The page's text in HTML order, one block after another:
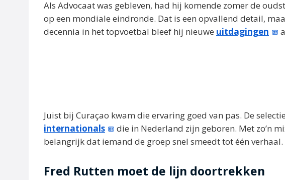
Als Advocaat was gebleven, had hij komende zomer de
op een mondiale eindronde. Dat is een opvallend detail,
decennia in het topvoetbal bleef hij nieuwe uitdagingen
Juist bij Curaçao kwam die ervaring goed van pas. De
internationals
die in Nederland zijn geboren. Met zo’n
belangrijk dat iemand de groep snel smeedt tot één verhaal.
Fred Rutten moet de lijn doortrekken